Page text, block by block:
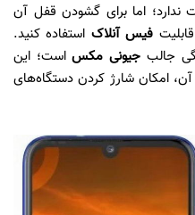
اما برای گشودن قفل آن
فیس آنلاک استفاده کنید.
جالب جیونی مکساست؛ این
ساعتی آن، امکان شارژ کردن دستگاه‌های